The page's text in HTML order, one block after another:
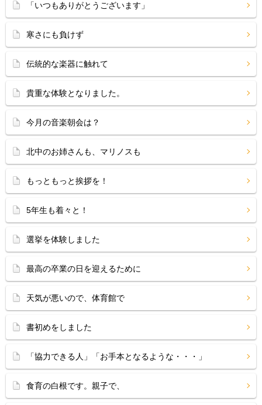
「いつもありがとうございます」
寒さにも負けず
伝統的な楽器に触れて
貴重な体験となりました。
今月の音楽朝会は？
北中のお姉さんも、マリノスも
もっともっと挨拶を！
5年生も着々と！
選挙を体験しました
最高の卒業の日を迎えるために
天気が悪いので、体育館で
書初めをしました
「協力できる人」「お手本となるような・・・」
食育の白根です。親子で、